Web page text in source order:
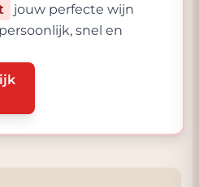
jouw perfecte wijn
snel en